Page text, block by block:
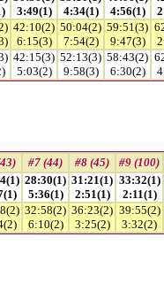
3:49(1)
4:34(1)
4:56(1)
42:10(2)
6:15(3)
50:04(2)
7:54(2)
59:51(3)
9:47(3)
42:15(3)
5:03(2)
52:13(3)
9:58(3)
58:43(2)
6:30(2)
#7 (44) #8 (45) #9 (100)
28:30(1)
5:36(1)
31:21(1)
2:51(1)
33:32(1)
2:11(1)
32:58(2)
6:10(2)
36:23(2)
3:25(2)
39:55(2)
3:32(2)